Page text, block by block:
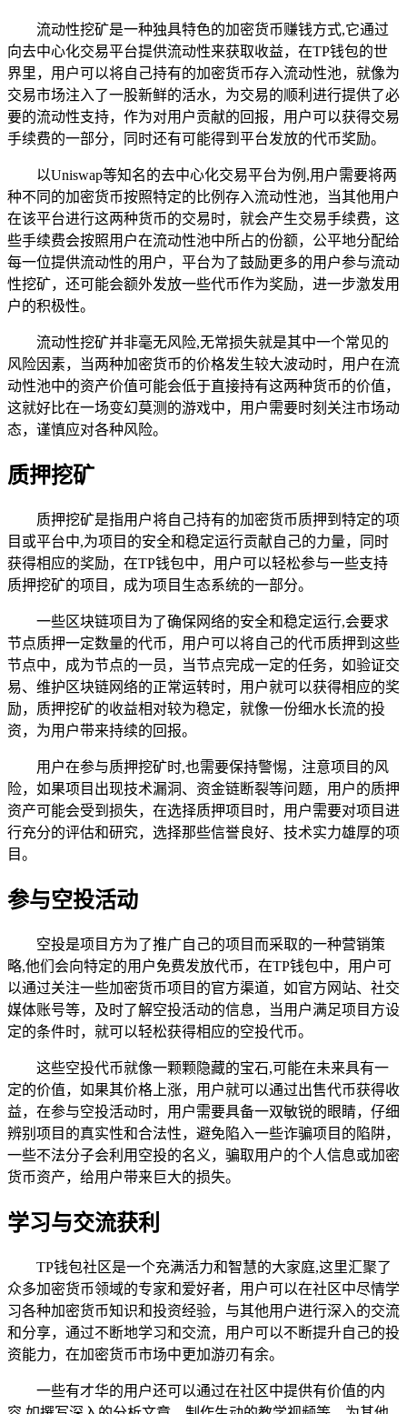
流动性挖矿是一种独具特色的加密货币赚钱方式,它通过
向去中心化交易平台提供流动性来获取收益，在TP钱包的世
界里，用户可以将自己持有的加密货币存入流动性池，就像为
交易市场注入了一股新鲜的活水，为交易的顺利进行提供了必
要的流动性支持，作为对用户贡献的回报，用户可以获得交易
手续费的一部分，同时还有可能得到平台发放的代币奖励。
以Uniswap等知名的去中心化交易平台为例,用户需要将两
种不同的加密货币按照特定的比例存入流动性池，当其他用户
在该平台进行这两种货币的交易时，就会产生交易手续费，这
些手续费会按照用户在流动性池中所占的份额，公平地分配给
每一位提供流动性的用户，平台为了鼓励更多的用户参与流动
性挖矿，还可能会额外发放一些代币作为奖励，进一步激发用
户的积极性。
流动性挖矿并非毫无风险,无常损失就是其中一个常见的
风险因素，当两种加密货币的价格发生较大波动时，用户在流
动性池中的资产价值可能会低于直接持有这两种货币的价值，
这就好比在一场变幻莫测的游戏中，用户需要时刻关注市场动
态，谨慎应对各种风险。
质押挖矿
质押挖矿是指用户将自己持有的加密货币质押到特定的项
目或平台中,为项目的安全和稳定运行贡献自己的力量，同时
获得相应的奖励，在TP钱包中，用户可以轻松参与一些支持
质押挖矿的项目，成为项目生态系统的一部分。
一些区块链项目为了确保网络的安全和稳定运行,会要求
节点质押一定数量的代币，用户可以将自己的代币质押到这些
节点中，成为节点的一员，当节点完成一定的任务，如验证交
易、维护区块链网络的正常运转时，用户就可以获得相应的奖
励，质押挖矿的收益相对较为稳定，就像一份细水长流的投
资，为用户带来持续的回报。
用户在参与质押挖矿时,也需要保持警惕，注意项目的风
险，如果项目出现技术漏洞、资金链断裂等问题，用户的质押
资产可能会受到损失，在选择质押项目时，用户需要对项目进
行充分的评估和研究，选择那些信誉良好、技术实力雄厚的项
目。
参与空投活动
空投是项目方为了推广自己的项目而采取的一种营销策
略,他们会向特定的用户免费发放代币，在TP钱包中，用户可
以通过关注一些加密货币项目的官方渠道，如官方网站、社交
媒体账号等，及时了解空投活动的信息，当用户满足项目方设
定的条件时，就可以轻松获得相应的空投代币。
这些空投代币就像一颗颗隐藏的宝石,可能在未来具有一
定的价值，如果其价格上涨，用户就可以通过出售代币获得收
益，在参与空投活动时，用户需要具备一双敏锐的眼睛，仔细
辨别项目的真实性和合法性，避免陷入一些诈骗项目的陷阱，
一些不法分子会利用空投的名义，骗取用户的个人信息或加密
货币资产，给用户带来巨大的损失。
学习与交流获利
TP钱包社区是一个充满活力和智慧的大家庭,这里汇聚了
众多加密货币领域的专家和爱好者，用户可以在社区中尽情学
习各种加密货币知识和投资经验，与其他用户进行深入的交流
和分享，通过不断地学习和交流，用户可以不断提升自己的投
资能力，在加密货币市场中更加游刃有余。
一些有才华的用户还可以通过在社区中提供有价值的内